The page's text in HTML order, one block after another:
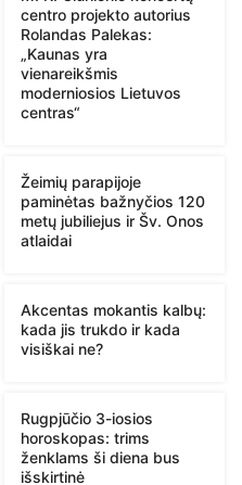
centro projekto autorius
Rolandas Palekas:
„Kaunas yra
vienareikšmis
moderniosios Lietuvos
centras“
Žeimių parapijoje
paminėtas bažnyčios 120
metų jubiliejus ir Šv. Onos
atlaidai
Akcentas mokantis kalbų:
kada jis trukdo ir kada
visiškai ne?
Rugpjūčio 3-iosios
horoskopas: trims
ženklams ši diena bus
išskirtinė